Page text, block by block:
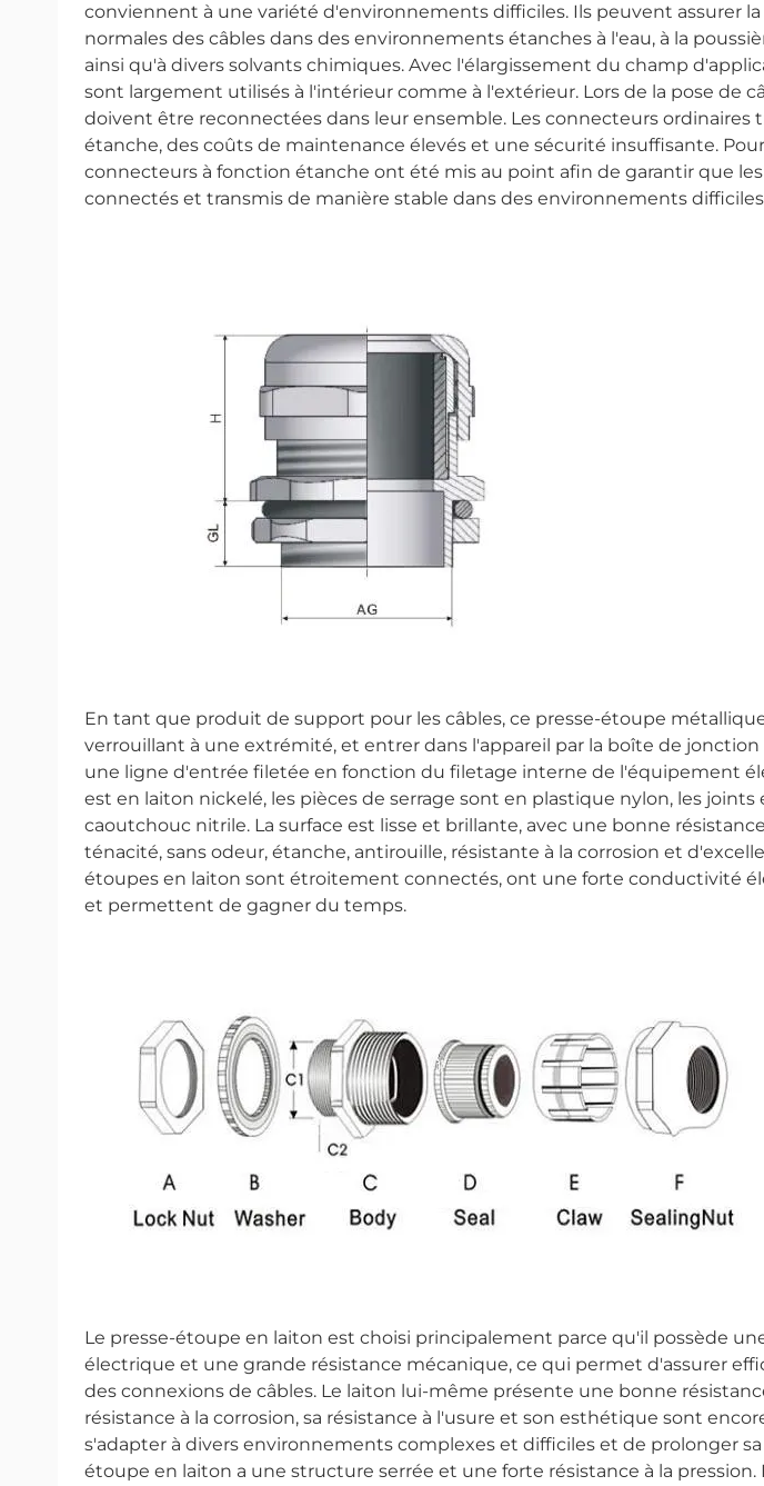
conviennent à une variété d'environnements difficiles. Ils peuvent assurer
normales des câbles dans des environnements étanches à l'eau, à la
ainsi qu'à divers solvants chimiques. Avec l'élargissement du champ
sont largement utilisés à l'intérieur comme à l'extérieur. Lors de la pose de
doivent être reconnectées dans leur ensemble. Les connecteurs ordinaires
étanche, des coûts de maintenance élevés et une sécurité insuffisante.
connecteurs à fonction étanche ont été mis au point afin de garantir que
connectés et transmis de manière stable dans des environnements
En tant que produit de support pour les câbles, ce presse-étoupe
verrouillant à une extrémité, et entrer dans l'appareil par la boîte de
une ligne d'entrée filetée en fonction du filetage interne de l'équipement
est en laiton nickelé, les pièces de serrage sont en plastique nylon, les
caoutchouc nitrile. La surface est lisse et brillante, avec une bonne
ténacité, sans odeur, étanche, antirouille, résistante à la corrosion et
étoupes en laiton sont étroitement connectés, ont une forte conductivité
et permettent de gagner du temps.
Le presse-étoupe en laiton est choisi principalement parce qu'il possède
électrique et une grande résistance mécanique, ce qui permet d'assurer
des connexions de câbles. Le laiton lui-même présente une bonne
résistance à la corrosion, sa résistance à l'usure et son esthétique sont
s'adapter à divers environnements complexes et difficiles et de prolonger
étoupe en laiton a une structure serrée et une forte résistance à la pression.